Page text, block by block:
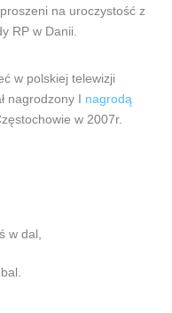
na uroczystość z
RP w Danii.
w polskiej telewizji
nagrodzony I nagrodą
w 2007r.
w dal,